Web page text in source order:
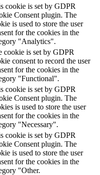
cookie is set by GDPR
Consent plugin. The
is used to store the user
for the cookies in the
"Analytics".
cookie is set by GDPR
consent to record the user
for the cookies in the
"Functional".
cookie is set by GDPR
Consent plugin. The
is used to store the user
for the cookies in the
"Necessary".
cookie is set by GDPR
Consent plugin. The
is used to store the user
for the cookies in the
"Other.